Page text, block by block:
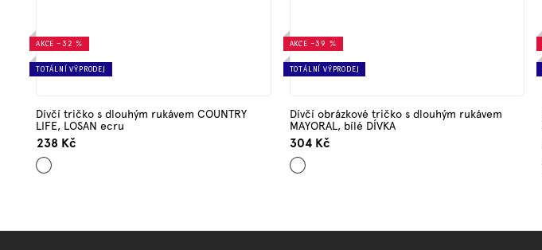
AKCE –32 %
TOTÁLNÍ VÝPRODEJ
Dívčí tričko s dlouhým rukávem COUNTRY
LIFE, LOSAN ecru
238 Kč
Ecru
AKCE –39 %
TOTÁLNÍ VÝPRODEJ
Dívčí obrázkové tričko s dlouhým rukávem
MAYORAL, bílé DÍVKA
304 Kč
Bílá